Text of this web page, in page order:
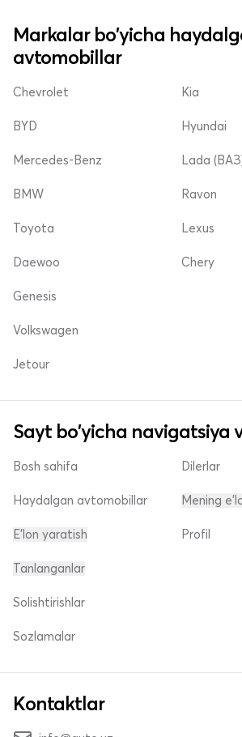
Markalar bo'yicha
avtomobillar
Chevrolet
BYD
Mercedes-Benz
Kia
Hyundai
Lada
BMW
Toyota
Daewoo
Ravon
Lexus
Chery
Genesis
Volkswagen
Jetour
Sayt bo'yicha navigatsiya
Bosh sahifa
Haydalgan avtomobillar
E'lon yaratish
Dilerlar
Mening
Profil
Tanlanganlar
Solishtirishlar
Sozlamalar
Kontaktlar